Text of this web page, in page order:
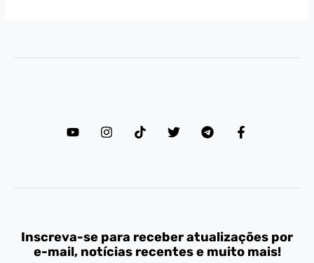
Inscreva-se para receber atualizações por
e-mail, notícias recentes e muito mais!